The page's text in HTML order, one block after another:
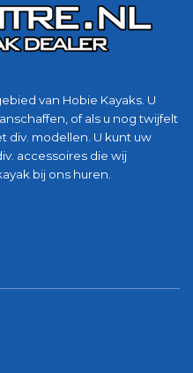
van Hobie Kayaks. U
of als u nog twijfelt
div. modellen. U kunt uw
accessoires die wij
bij ons huren.